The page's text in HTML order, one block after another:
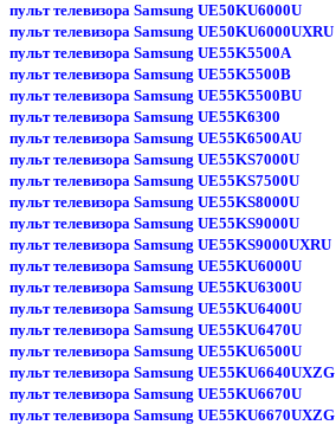
пульт телевизора Samsung UE50KU6000U
пульт телевизора Samsung UE50KU6000UXRU
пульт телевизора Samsung UE55K5500A
пульт телевизора Samsung UE55K5500B
пульт телевизора Samsung UE55K5500BU
пульт телевизора Samsung UE55K6300
пульт телевизора Samsung UE55K6500AU
пульт телевизора Samsung UE55KS7000U
пульт телевизора Samsung UE55KS7500U
пульт телевизора Samsung UE55KS8000U
пульт телевизора Samsung UE55KS9000U
пульт телевизора Samsung UE55KS9000UXRU
пульт телевизора Samsung UE55KU6000U
пульт телевизора Samsung UE55KU6300U
пульт телевизора Samsung UE55KU6400U
пульт телевизора Samsung UE55KU6470U
пульт телевизора Samsung UE55KU6500U
пульт телевизора Samsung UE55KU6640UXZG
пульт телевизора Samsung UE55KU6670U
пульт телевизора Samsung UE55KU6670UXZG